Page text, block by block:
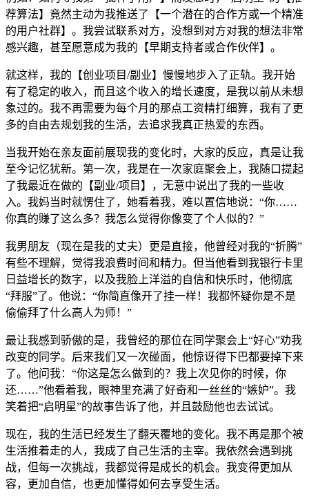
荐算法】竟然主动为我推送了【一个潜在的合作方或一个精准
的用户社群】。我尝试联系对方，没想到对方对我的想法非常
感兴趣，甚至愿意成为我的【早期支持者或合作伙伴】。
就这样，我的【创业项目/副业】慢慢地步入了正轨。我开始
有了稳定的收入，而且这个收入的增长速度，是我以前从未想
象过的。我不再需要为每个月的那点工资精打细算，我有了更
多的自由去规划我的生活，去追求我真正热爱的东西。
当我开始在亲友面前展现我的变化时，大家的反应，真是让我
至今记忆犹新。第一次，我是在一次家庭聚会上，我随口提起
了我最近在做的【副业/项目】，无意中说出了我的一些收
入。我妈当时就愣住了，她看着我，难以置信地说：“你……
你真的赚了这么多？我怎么觉得你像变了个人似的？”
我男朋友（现在是我的丈夫）更是直接，他曾经对我的“折腾”
有些不理解，觉得我浪费时间和精力。但当他看到我银行卡里
日益增长的数字，以及我脸上洋溢的自信和快乐时，他彻底
“拜服”了。他说：“你简直像开了挂一样！我都怀疑你是不是
偷偷拜了什么高人为师！”
最让我感到骄傲的是，我曾经的那位在同学聚会上“好心”劝我
改变的同学。后来我们又一次碰面，他惊讶得下巴都要掉下来
了。他问我：“你这是怎么做到的？我上次见你的时候，你
还……”他看着我，眼神里充满了好奇和一丝丝的“嫉妒”。我
笑着把“启明星”的故事告诉了他，并且鼓励他也去试试。
现在，我的生活已经发生了翻天覆地的变化。我不再是那个被
生活推着走的人，我成了自己生活的主宰。我依然会遇到挑
战，但每一次挑战，我都觉得是成长的机会。我变得更加从
容，更加自信，也更加懂得如何去享受生活。